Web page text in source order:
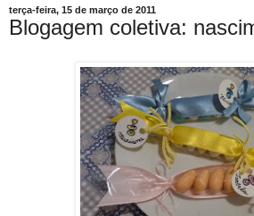
terça-feira, 15 de março de 2011
Blogagem coletiva: